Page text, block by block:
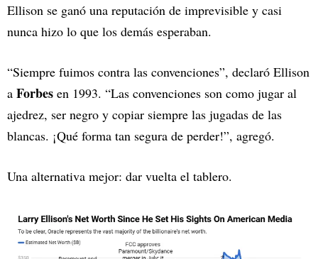
Ellison se ganó una reputación de imprevisible y casi
nunca hizo lo que los demás esperaban.
“Siempre fuimos contra las convenciones”, declaró Ellison
a Forbes en 1993. “Las convenciones son como jugar al
ajedrez, ser negro y copiar siempre las jugadas de las
blancas. ¡Qué forma tan segura de perder!”, agregó.
Una alternativa mejor: dar vuelta el tablero.